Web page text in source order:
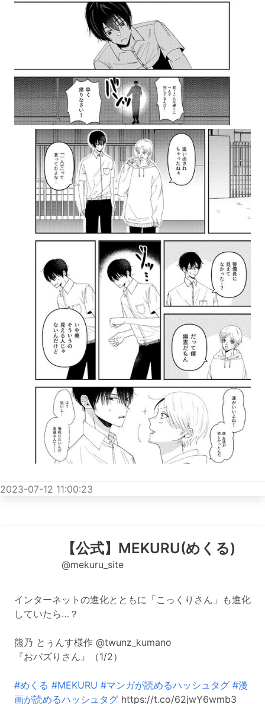
2023-07-12 11:00:23
【公式】MEKURU(めくる)
@mekuru_site
インターネットの進化とともに「こっくりさん」も進化
していたら…？
熊乃 とぅんす様作 @twunz_kumano
『おバズりさん』（1/2）
#めくる #MEKURU #マンガが読めるハッシュタグ #漫
画が読めるハッシュタグ https://t.co/62jwY6wmb3